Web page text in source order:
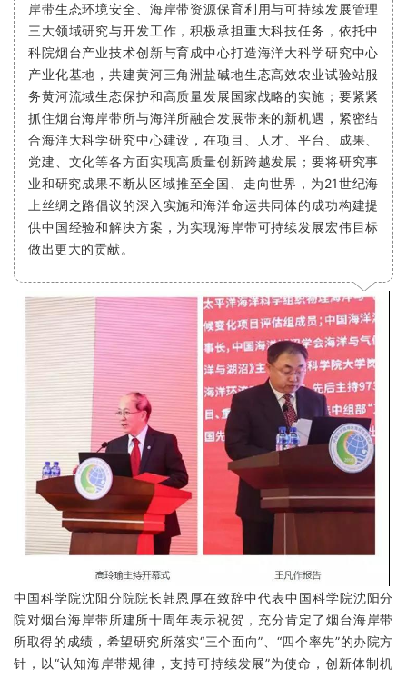
岸带生态环境安全、海岸带资源保育利用与可持续发展管理
三大领域研究与开发工作，积极承担重大科技任务，依托中
科院烟台产业技术创新与育成中心打造海洋大科学研究中心
产业化基地，共建黄河三角洲盐碱地生态高效农业试验站服
务黄河流域生态保护和高质量发展国家战略的实施；要紧紧
抓住烟台海岸带所与海洋所融合发展带来的新机遇，紧密结
合海洋大科学研究中心建设，在项目、人才、平台、成果、
党建、文化等各方面实现高质量创新跨越发展；要将研究事
业和研究成果不断从区域推至全国、走向世界，为21世纪海
上丝绸之路倡议的深入实施和海洋命运共同体的成功构建提
供中国经验和解决方案，为实现海岸带可持续发展宏伟目标
做出更大的贡献。
中国科学院沈阳分院院长韩恩厚在致辞中代表中国科学院沈阳分
院对烟台海岸带所建所十周年表示祝贺，充分肯定了烟台海岸带
所取得的成绩，希望研究所落实“三个面向”、“四个率先”的办院方
针，以“认知海岸带规律，支持可持续发展”为使命，创新体制机